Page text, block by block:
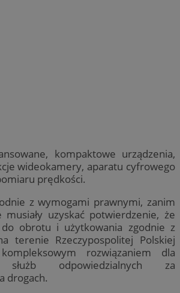
kompaktowe urządzenia,
wideokamery, aparatu cyfrowego
prędkości.
z wymogami prawnymi, zanim
musiały uzyskać potwierdzenie, że
obrotu i użytkowania zgodnie z
terenie Rzeczypospolitej Polskiej
rozwiązaniem dla
służb odpowiedzialnych za
drogach.